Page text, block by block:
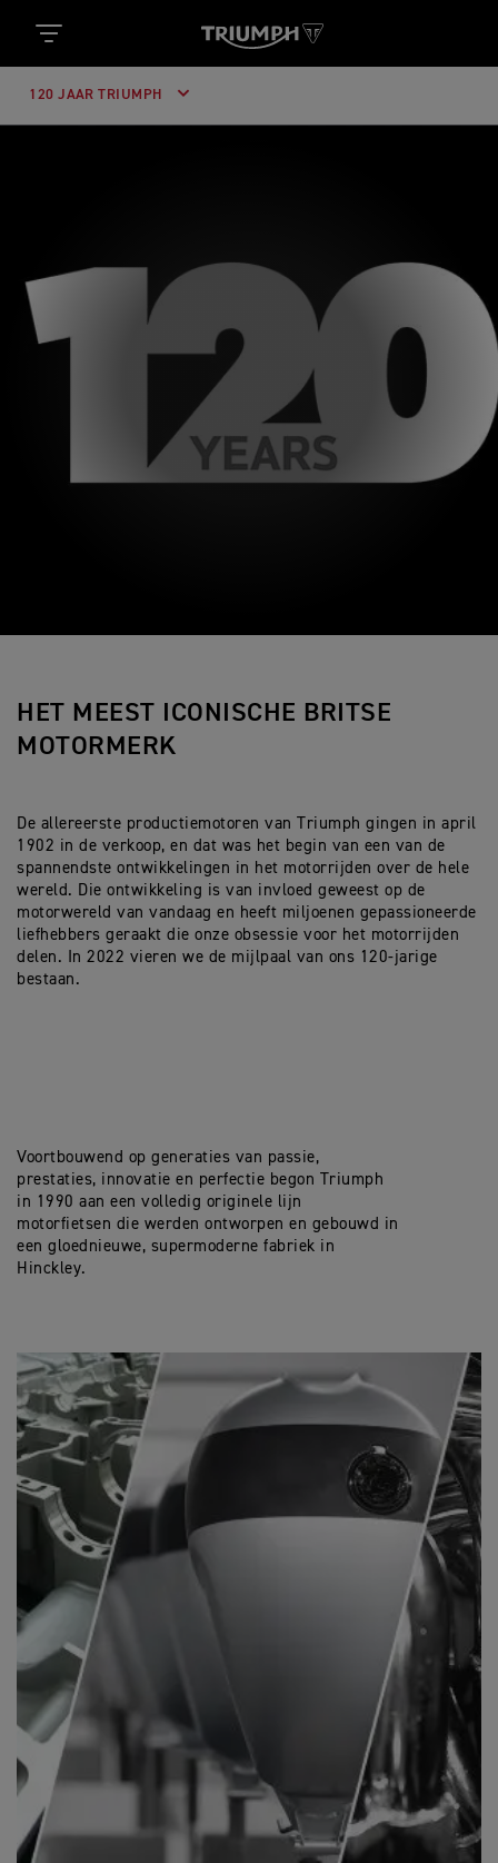
120 JAAR TRIUMPH
HET MEEST ICONISCHE BRITSE
MOTORMERK
De allereerste productiemotoren van Triumph gingen in april
1902 in de verkoop, en dat was het begin van een van de
spannendste ontwikkelingen in het motorrijden over de hele
wereld. Die ontwikkeling is van invloed geweest op de
motorwereld van vandaag en heeft miljoenen gepassioneerde
liefhebbers geraakt die onze obsessie voor het motorrijden
delen. In 2022 vieren we de mijlpaal van ons 120-jarige
bestaan.
Voortbouwend op generaties van passie,
prestaties, innovatie en perfectie begon Triumph
in 1990 aan een volledig originele lijn
motorfietsen die werden ontworpen en gebouwd in
een gloednieuwe, supermoderne fabriek in
Hinckley.